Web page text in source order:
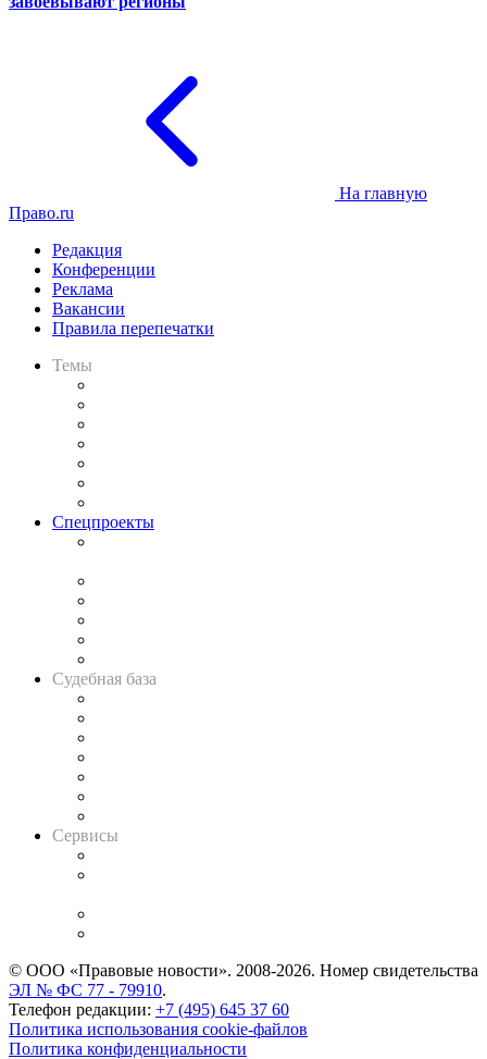
На главную
Право.ru
Редакция
Конференции
Реклама
Вакансии
Правила перепечатки
Темы
Спецпроекты
Судебная база
Сервисы
© ООО «Правовые новости». 2008-2026. Номер свидетельства
ЭЛ № ФС 77 - 79910.
Телефон редакции: +7 (495) 645 37 60
Политика использования cookie-файлов
Политика конфиденциальности